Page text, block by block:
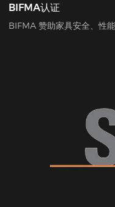
BIFMA认证
BIFMA 赞助家具安全、性